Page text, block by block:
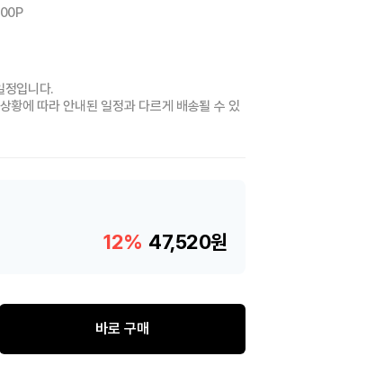
정입니다.
황에 따라 안내된 일정과 다르게 배송될 수 있
12% 47,520원
바로 구매